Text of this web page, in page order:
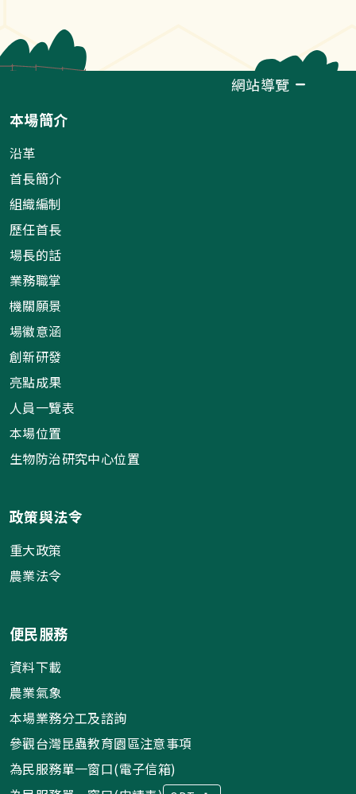
網站導覽
本場簡介
沿革
首長簡介
組織編制
歷任首長
場長的話
業務職掌
機關願景
場徽意涵
創新研發
亮點成果
人員一覽表
本場位置
生物防治研究中心位置
政策與法令
重大政策
農業法令
便民服務
資料下載
農業氣象
本場業務分工及諮詢
參觀台灣昆蟲教育園區注意事項
為民服務單一窗口(電子信箱)